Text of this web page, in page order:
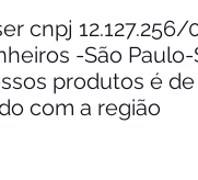
cnpj 12.127.256/
-São Paulo-
produtos é
com a região